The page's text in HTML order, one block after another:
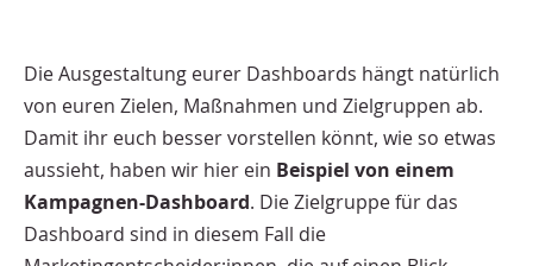
Die Ausgestaltung eurer Dashboards hängt natürlich
von euren Zielen, Maßnahmen und Zielgruppen ab.
Damit ihr euch besser vorstellen könnt, wie so etwas
aussieht, haben wir hier ein Beispiel von einem
Kampagnen-Dashboard. Die Zielgruppe für das
Dashboard sind in diesem Fall die